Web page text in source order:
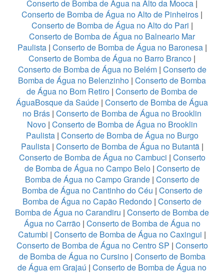
Conserto de Bomba de Água na Alto da Mooca |
Conserto de Bomba de Água no Alto de Pinheiros |
Conserto de Bomba de Água no Alto do Pari |
Conserto de Bomba de Água no Balneario Mar
Paulista| Conserto de Bomba de Água no Baronesa|
Conserto de Bomba de Água no Barro Branco |
Conserto de Bomba de Água no Belém| Conserto de
Bomba de Água no Belenzinho | Conserto de Bomba
de Água no Bom Retiro | Conserto de Bomba de
ÁguaBosque da Saúde | Conserto de Bomba de Água
no Brás | Conserto de Bomba de Água no Brooklin
Novo| Conserto de Bomba de Água no Brooklin
Paulista| Conserto de Bomba de Água no Burgo
Paulista| Conserto de Bomba de Água no Butantã|
Conserto de Bomba de Água no Cambuci | Conserto
de Bomba de Água no Campo Belo| Conserto de
Bomba de Água no Campo Grande| Conserto de
Bomba de Água no Cantinho do Céu | Conserto de
Bomba de Água no Capão Redondo | Conserto de
Bomba de Água no Carandiru | Conserto de Bomba de
Água no Carrão| Conserto de Bomba de Água no
Catumbi | Conserto de Bomba de Água no Caxingui |
Conserto de Bomba de Água no Centro SP | Conserto
de Bomba de Água no Cursino| Conserto de Bomba
de Água em Grajaú | Conserto de Bomba de Água no